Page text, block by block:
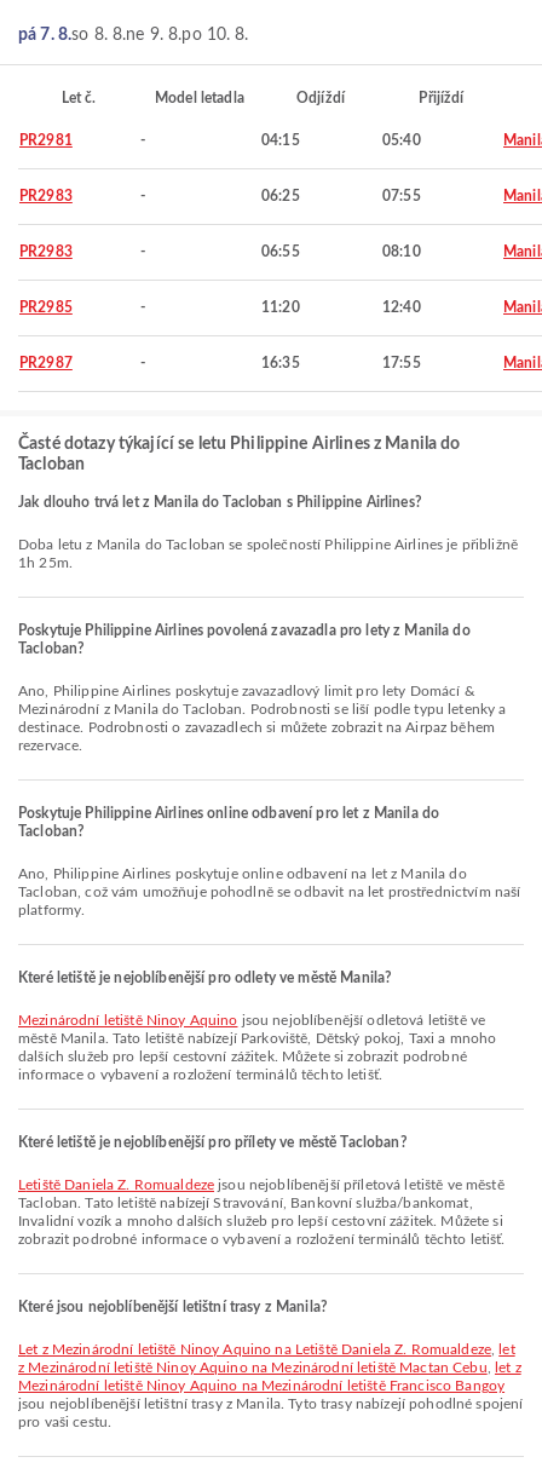
pá 7. 8.so 8. 8.ne 9. 8.po 10. 8.
Let č. Model letadla Odjíždí Přijíždí
PR2981 - 04:15 05:40
PR2983 - 06:25 07:55
PR2983 - 06:55 08:10
PR2985 - 11:20 12:40
PR2987 - 16:35 17:55
Časté dotazy týkající se letu Philippine Airlines z Manila do
Tacloban
Jak dlouho trvá let z Manila do Tacloban s Philippine Airlines?
Doba letu z Manila do Tacloban se společností Philippine Airlines je přibližně
1h 25m.
Poskytuje Philippine Airlines povolená zavazadla pro lety z Manila do
Tacloban?
Ano, Philippine Airlines poskytuje zavazadlový limit pro lety Domácí &
Mezinárodní z Manila do Tacloban. Podrobnosti se liší podle typu letenky a
destinace. Podrobnosti o zavazadlech si můžete zobrazit na Airpaz během
rezervace.
Poskytuje Philippine Airlines online odbavení pro let z Manila do
Tacloban?
Ano, Philippine Airlines poskytuje online odbavení na let z Manila do
Tacloban, což vám umožňuje pohodlně se odbavit na let prostřednictvím naší
platformy.
Které letiště je nejoblíbenější pro odlety ve městě Manila?
Mezinárodní letiště Ninoy Aquino jsou nejoblíbenější odletová letiště ve
městě Manila. Tato letiště nabízejí Parkoviště, Dětský pokoj, Taxi a mnoho
dalších služeb pro lepší cestovní zážitek. Můžete si zobrazit podrobné
informace o vybavení a rozložení terminálů těchto letišť.
Které letiště je nejoblíbenější pro přílety ve městě Tacloban?
Letiště Daniela Z. Romualdeze jsou nejoblíbenější příletová letiště ve městě
Tacloban. Tato letiště nabízejí Stravování, Bankovní služba/bankomat,
Invalidní vozík a mnoho dalších služeb pro lepší cestovní zážitek. Můžete si
zobrazit podrobné informace o vybavení a rozložení terminálů těchto letišť.
Které jsou nejoblíbenější letištní trasy z Manila?
let z Mezinárodní letiště Ninoy Aquino na Letiště Daniela Z. Romualdeze,
let
z Mezinárodní letiště Ninoy Aquino na Mezinárodní letiště Mactan Cebu
let z
Mezinárodní letiště Ninoy Aquino na Mezinárodní letiště Francisco Bangoy
jsou nejoblíbenější letištní trasy z Manila. Tyto trasy nabízejí pohodlné spojení
pro vaši cestu.